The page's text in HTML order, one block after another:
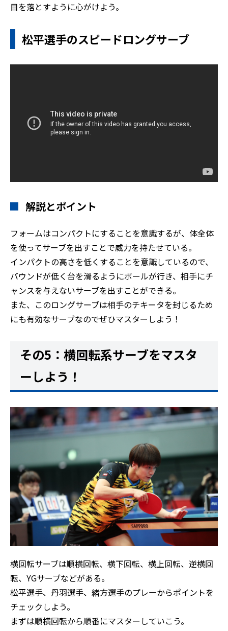
目を落とすように心がけよう。
松平選手のスピードロングサーブ
解説とポイント
フォームはコンパクトにすることを意識するが、体全体
を使ってサーブを出すことで威力を持たせている。
インパクトの高さを低くすることを意識しているので、
バウンドが低く台を滑るようにボールが行き、相手にチ
ャンスを与えないサーブを出すことができる。
また、このロングサーブは相手のチキータを封じるため
にも有効なサーブなのでぜひマスターしよう！
その5：横回転系サーブをマスタ
ーしよう！
横回転サーブは順横回転、横下回転、横上回転、逆横回
転、YGサーブなどがある。
松平選手、丹羽選手、緒方選手のプレーからポイントを
チェックしよう。
まずは順横回転から順番にマスターしていこう。